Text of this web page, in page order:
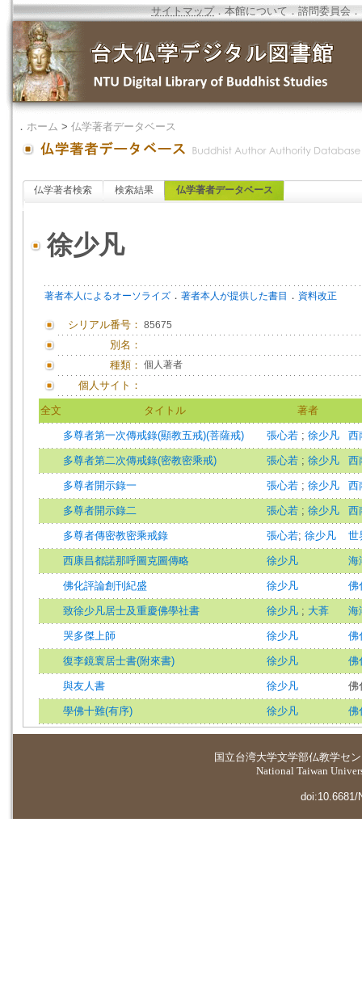
サイトマップ．本館について ．諮問委員会 ．
． ホーム > 仏学著者データベース
仏学著者検索 検索結果 仏学著者データベース
徐少凡
著者本人によるオーソライズ ． 著者本人が提供した書目 ． 資料改正
シリアル番号： 85675
別名：
種類： 個人著者
個人サイト：
全文 タイトル 著者
多尊者第一次傳戒錄(顯教五戒)(菩薩戒) 張心若 ; 徐少凡 西
多尊者第二次傳戒錄(密教密乘戒) 張心若 ; 徐少凡 西
多尊者開示錄一 張心若 ; 徐少凡 西
多尊者開示錄二 張心若 ; 徐少凡 西
多尊者傳密教密乘戒錄 張心若; 徐少凡 世
西康昌都諾那呼圖克圖傳略 徐少凡 海
佛化評論創刊紀盛 徐少凡 佛
致徐少凡居士及重慶佛學社書 徐少凡 ; 大葊 海
哭多傑上師 徐少凡 佛
復李鏡寰居士書(附來書) 徐少凡 佛
與友人書 徐少凡 佛
學佛十難(有序) 徐少凡 佛
国立台湾大学文学部仏教学セ
National Taiwan
doi:10.6681/